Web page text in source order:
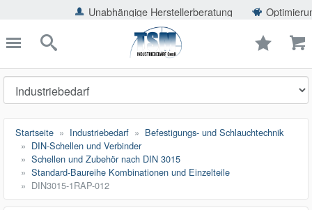
Unabhängige Herstellerberatung Optimierung der
schließen
Suche
Startseite Industriebedarf
Befestigungs- und Schlauchtechnik
DIN-Schellen und Verbinder
Schellen und Zubehör nach DIN 3015
Standard-Baureihe Kombinationen und Einzelteile
DIN3015-1RAP-012